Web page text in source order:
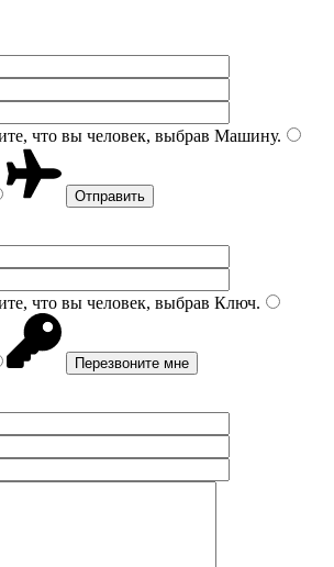
что вы человек, выбрав Машину.
что вы человек, выбрав Ключ.